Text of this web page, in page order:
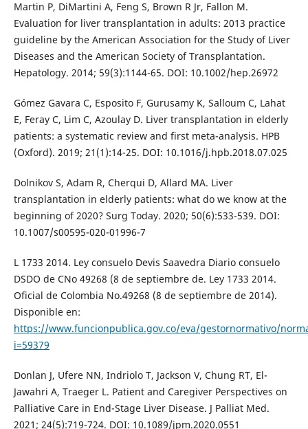
Martin P, DiMartini A, Feng S, Brown R Jr, Fallon M.
Evaluation for liver transplantation in adults: 2013 practice
guideline by the American Association for the Study of Liver
Diseases and the American Society of Transplantation.
Hepatology. 2014; 59(3):1144-65. DOI: 10.1002/hep.26972
Gómez Gavara C, Esposito F, Gurusamy K, Salloum C, Lahat
E, Feray C, Lim C, Azoulay D. Liver transplantation in elderly
patients: a systematic review and first meta-analysis. HPB
(Oxford). 2019; 21(1):14-25. DOI: 10.1016/j.hpb.2018.07.025
Dolnikov S, Adam R, Cherqui D, Allard MA. Liver
transplantation in elderly patients: what do we know at the
beginning of 2020? Surg Today. 2020; 50(6):533-539. DOI:
10.1007/s00595-020-01996-7
L 1733 2014. Ley consuelo Devis Saavedra Diario consuelo
DSDO de CNo 49268 (8 de septiembre de. Ley 1733 2014.
Oficial de Colombia No.49268 (8 de septiembre de 2014).
Disponible en:
https://www.funcionpublica.gov.co/eva/gestornormativo/
i=59379
Donlan J, Ufere NN, Indriolo T, Jackson V, Chung RT, El-
Jawahri A, Traeger L. Patient and Caregiver Perspectives on
Palliative Care in End-Stage Liver Disease. J Palliat Med.
2021; 24(5):719-724. DOI: 10.1089/jpm.2020.0551